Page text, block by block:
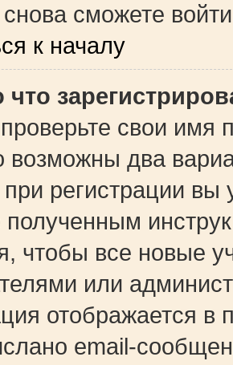
сможете
к началу
что
свои имя
возможны два
регистрации вы
полученным
чтобы все новые
или
отображается в
email-